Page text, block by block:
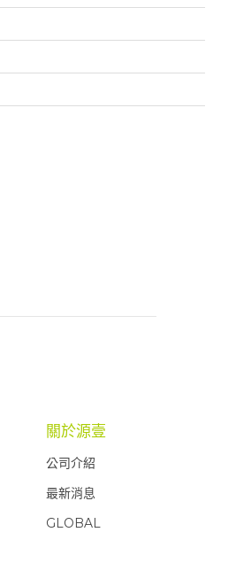
關於源壹
公司介紹
最新消息
GLOBAL